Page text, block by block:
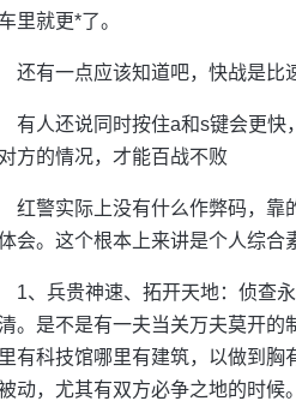
里就更*了。
还有一点应该知道吧，快战是比
有人还说同时按住a和s键会更快
方的情况，才能百战不败
红警实际上没有什么作弊码，靠
会。这个根本上来讲是个人综合
1、兵贵神速、拓开天地：侦查
。是不是有一夫当关万夫莫开的
有科技馆哪里有建筑，以做到胸
动，尤其有双方必争之地的时候